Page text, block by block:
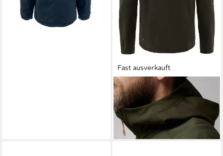
Fast ausverkauft
FJÄLLRÄVEN Fleecejacke
Jacke Keb Fleece
ab 187,99 € UVP 249,95 €
-25%